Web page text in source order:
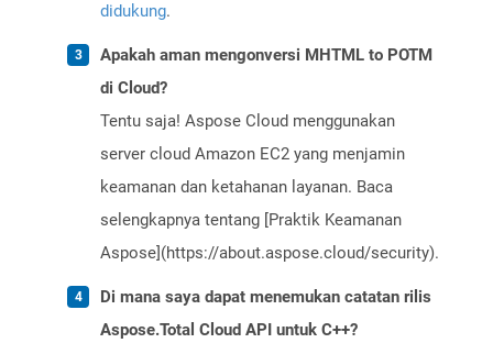
didukung.
Apakah aman mengonversi MHTML to POTM
di Cloud?
Tentu saja! Aspose Cloud menggunakan
server cloud Amazon EC2 yang menjamin
keamanan dan ketahanan layanan. Baca
selengkapnya tentang [Praktik Keamanan
Aspose](https://about.aspose.cloud/security).
Di mana saya dapat menemukan catatan rilis
Aspose.Total Cloud API untuk C++?